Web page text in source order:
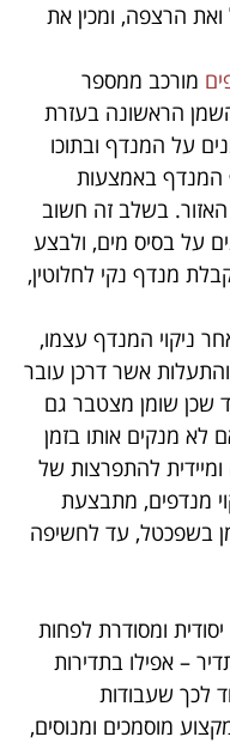
הרצפה, ומכין את
מורכב ממספר
הראשונה בעזרת
על המנדף ובתוכו
המנדף באמצעות
בשלב זה חשוב
על בסיס מים, ולבצע
מנדף נקי לחלוטין,
ניקוי המנדף עצמו,
והתעלות אשר דרכן עובר
שכן שומן מצטבר גם
לא מנקים אותו בזמן
להתפרצות של
מנדפים, מתבצעת
בשפכטל, עד לחשיפה
ומסודרת לפחות
– אפילו בתדירות
לכך שעבודות
מוסמכים ומנוסים,